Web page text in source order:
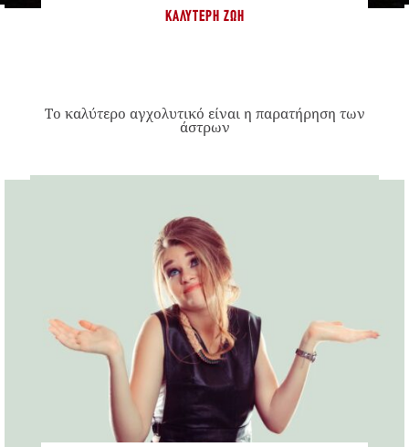
ΚΑΛΎΤΕΡΗ ΖΩΉ
Το καλύτερο αγχολυτικό είναι η παρατήρηση των
άστρων